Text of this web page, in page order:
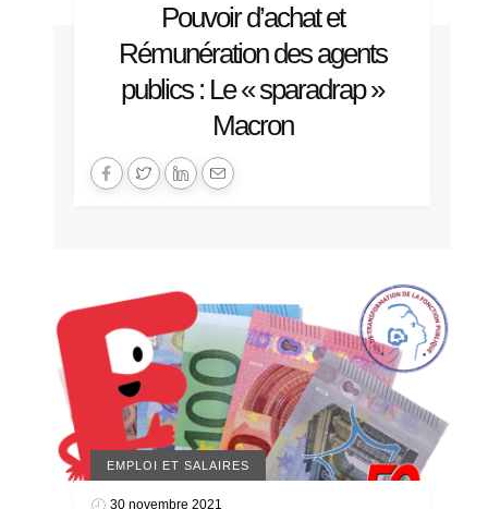
Pouvoir d’achat et
Rémunération des agents
publics : Le « sparadrap »
Macron
EMPLOI ET SALAIRES
30 novembre 2021